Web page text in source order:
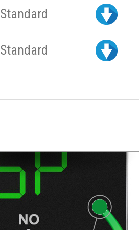
Standard
Standard